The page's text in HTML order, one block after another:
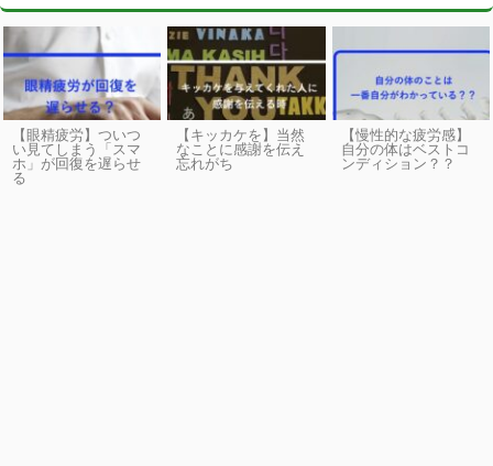
【眼精疲労】ついつ
い見てしまう「スマ
ホ」が回復を遅らせ
る
【キッカケを】当然
なことに感謝を伝え
忘れがち
【慢性的な疲労感】
自分の体はベストコ
ンディション？？